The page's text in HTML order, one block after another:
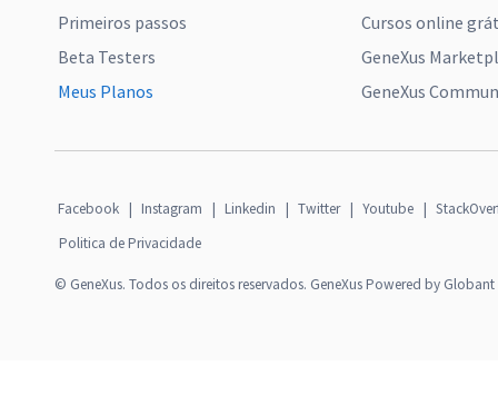
Primeiros passos
Beta Testers
Meus Planos
Cursos online
GeneXus
GeneXus
Facebook | Instagram | Linkedin | Twitter | Youtube |
Politica de Privacidade
© GeneXus. Todos os direitos reservados. GeneXus Powered by Globant